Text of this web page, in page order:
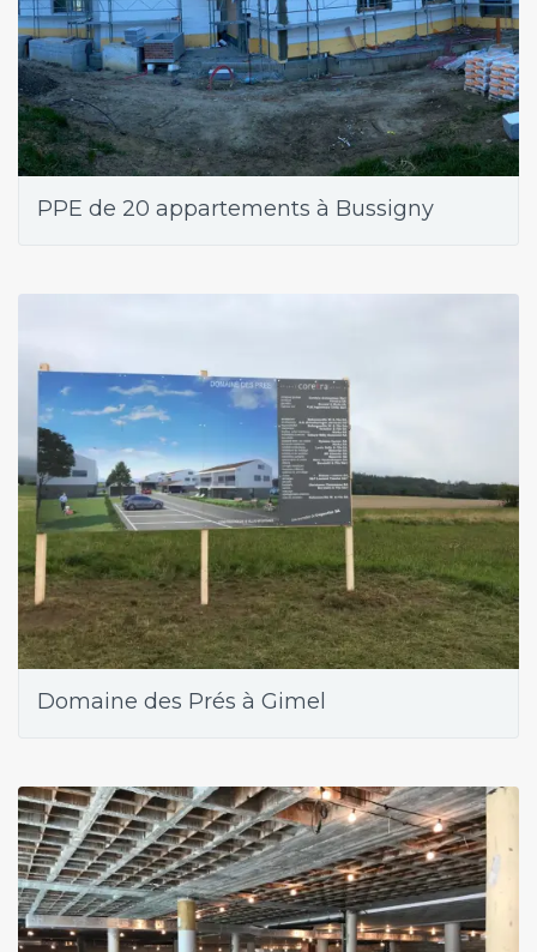
PPE de 20 appartements à Bussigny
Domaine des Prés à Gimel